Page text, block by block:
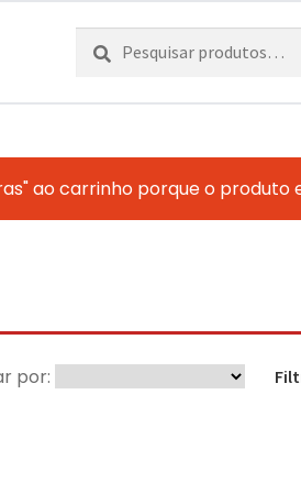
Pesquisar
por:
Pesquisa
ao carrinho porque o produto
por: